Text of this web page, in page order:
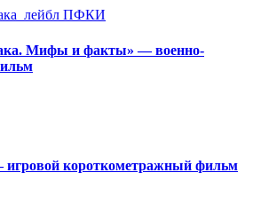
Мифы и факты» — военно-
игровой короткометражный фильм